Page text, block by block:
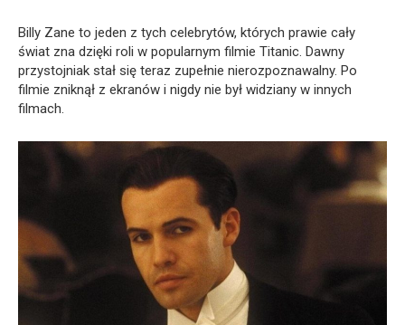
Billy Zane to jeden z tych celebrytów, których prawie cały
świat zna dzięki roli w popularnym filmie Titanic. Dawny
przystojniak stał się teraz zupełnie nierozpoznawalny. Po
filmie zniknął z ekranów i nigdy nie był widziany w innych
filmach.